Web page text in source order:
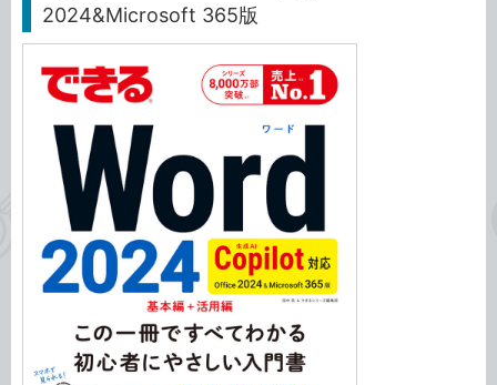
2024&Microsoft 365版